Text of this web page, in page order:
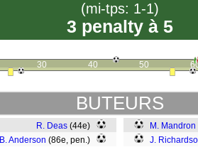
(mi-tps: 1-1)
3 penalty à 5
30 40 50
BUTEURS
R. Deas (44e)
B. Anderson (86e, pen.)
M. Mandron
J.